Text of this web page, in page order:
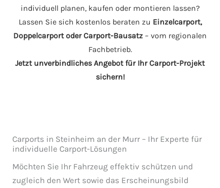
individuell planen, kaufen oder montieren lassen?
Lassen Sie sich kostenlos beraten zu Einzelcarport,
Doppelcarport oder Carport-Bausatz – vom regionalen
Fachbetrieb.
Jetzt unverbindliches Angebot für Ihr Carport-Projekt
sichern!
Carports in Steinheim an der Murr – Ihr Experte für
individuelle Carport-Lösungen
Möchten Sie Ihr Fahrzeug effektiv schützen und
zugleich den Wert sowie das Erscheinungsbild